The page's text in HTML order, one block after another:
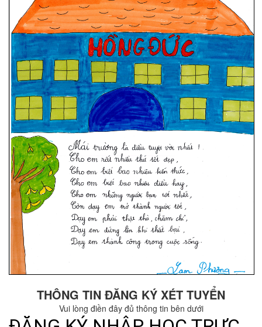
THÔNG TIN ĐĂNG KÝ XÉT TUYỂN
Vui lòng điền đây đủ thông tin bên dưới